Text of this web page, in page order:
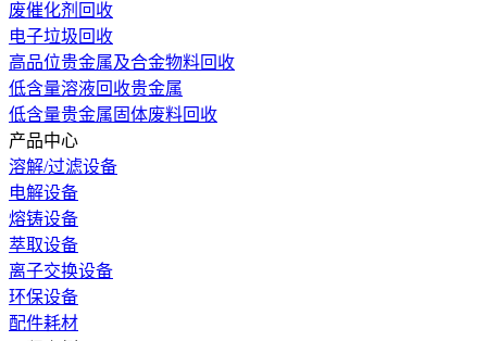
废催化剂回收
电子垃圾回收
高品位贵金属及合金物料回收
低含量溶液回收贵金属
低含量贵金属固体废料回收
产品中心
溶解/过滤设备
电解设备
熔铸设备
萃取设备
离子交换设备
环保设备
配件耗材